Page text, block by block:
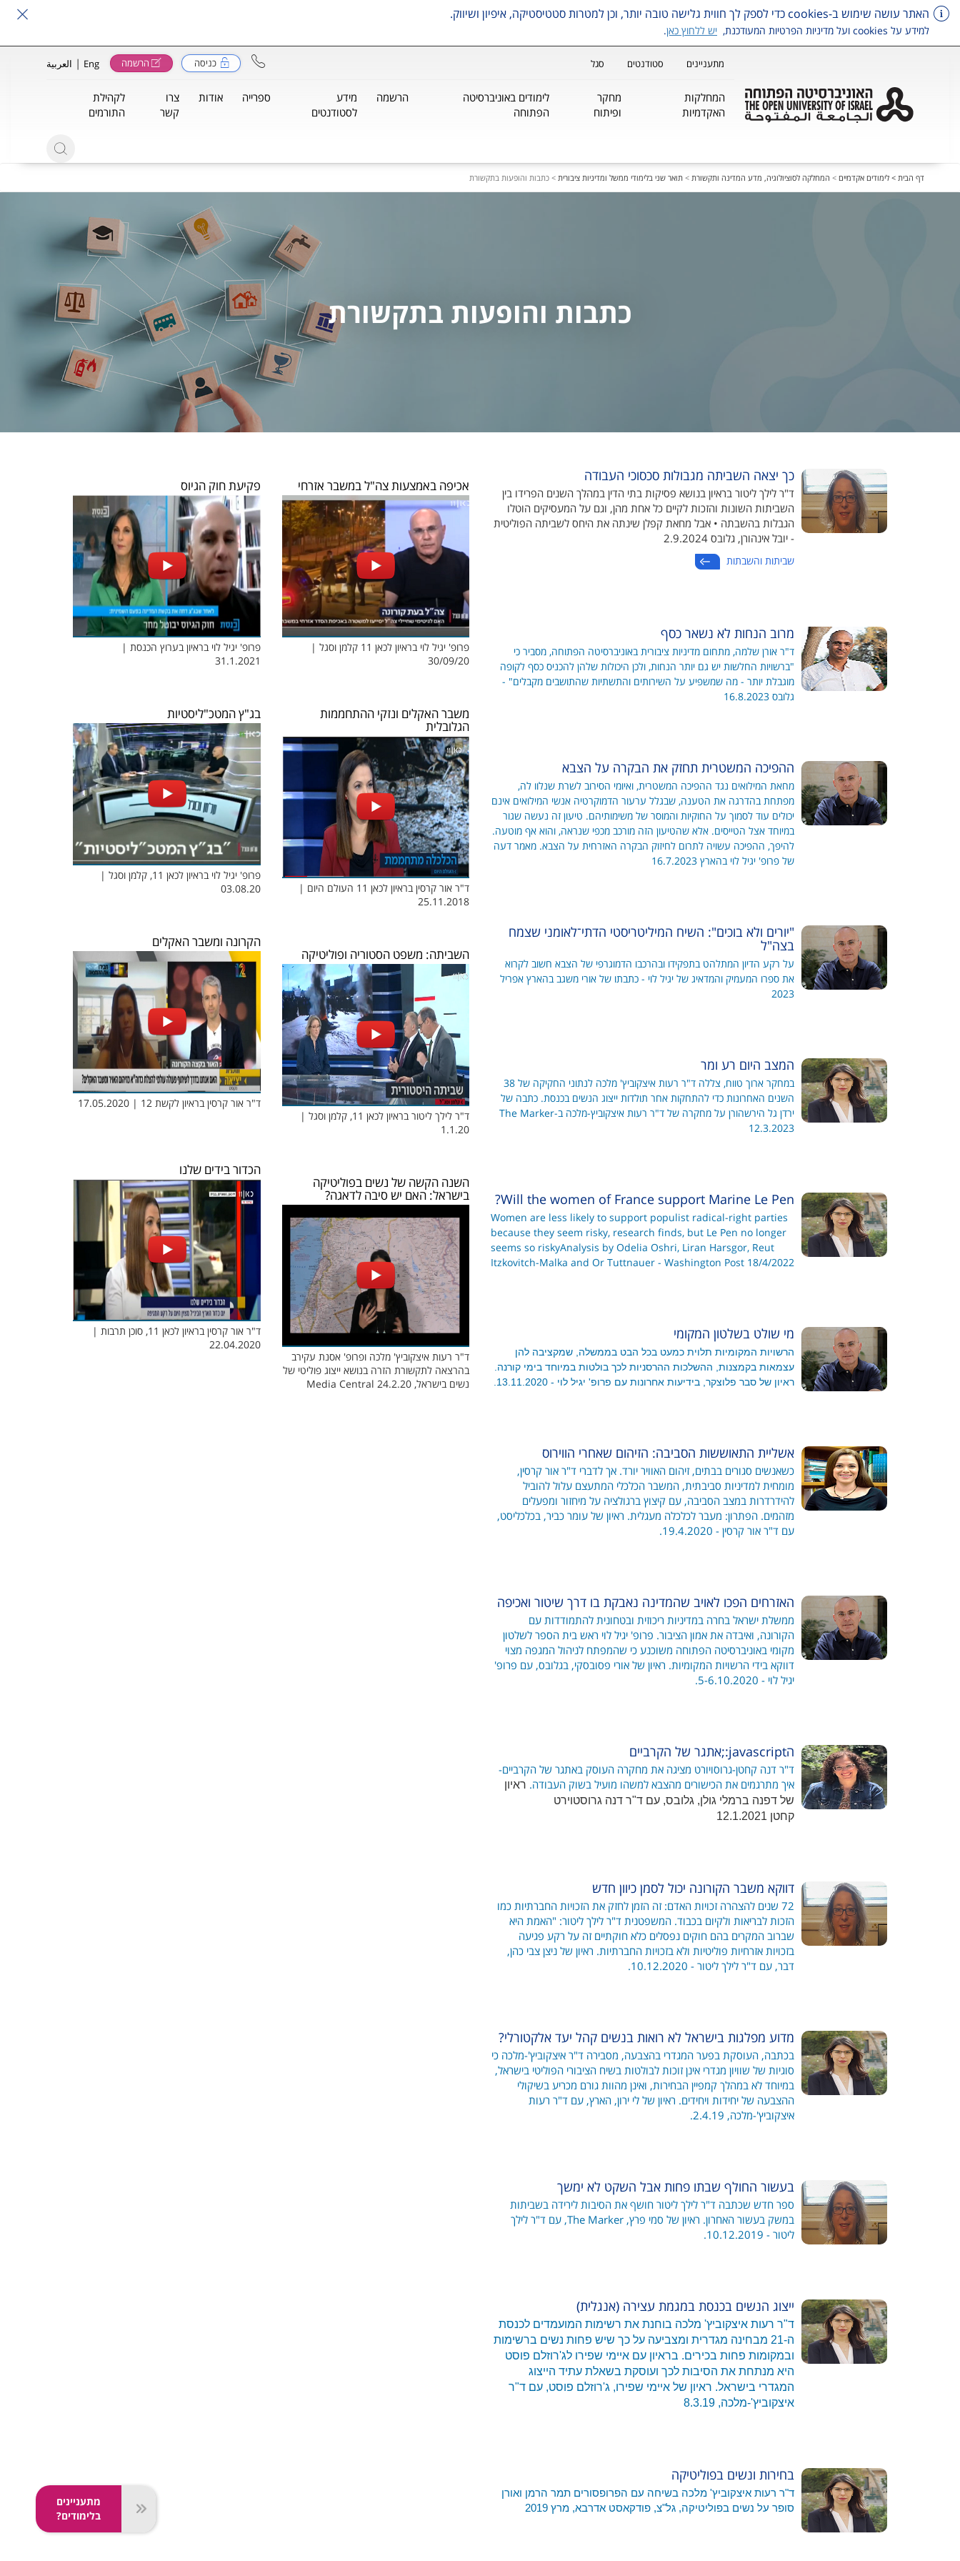
מתעניינים
בלימודים?
האתר עושה שימוש ב-cookies כדי לספק לך חווית גלישה טובה יותר, וכן למטרות סטטיסטיקה, איפיון ושיווק.
למידע על cookies ועל מדיניות הפרטיות המעודכנת, יש ללחוץ כאן.
מתעניינים סטודנטים סגל כניסה הרשמה Eng
| العربية
המחלקות
האקדמיות
מחקר
ופיתוח
לימודים באוניברסיטה
הפתוחה
הרשמה
מידע
לסטודנטים
ספרייה אודות
צרו
קשר
לקהילת
התורמים
דף הבית > לימודים אקדמיים > המחלקה לסוציולוגיה, מדע המדינה ותקשורת > תואר שני בלימודי ממשל ומדיניות ציבורית > כתבות והופעות בתקשורת
כתבות והופעות בתקשורת
כך יצאה השביתה מגבולות סכסוכי העבודה
ד"ר לילך ליטור בראיון בנושא פסיקות בתי הדין במהלך השנים הפרידו בין
השביתות השונות והזכות לקיים כל אחת מהן, וגם על המעסיקים הוטלו
הגבלות בהשבתה • אבל מחאת קפלן שינתה את היחס לשביתה הפוליטית
- יובל אינהורן, גלובס 2.9.2024
שביתות והשבתות
מרוב הנחות לא נשאר כסף
ד"ר אורן שלמה, מתחום מדיניות ציבורית באוניברסיטה הפתוחה, מסביר כי
"ברשויות החלשות יש גם יותר הנחות, ולכן היכולות שלהן להכניס כסף לקופה
מוגבלת יותר - מה שמשפיע על השירותים והתשתיות שהתושבים מקבלים" -
גלובס 16.8.2023
ההפיכה המשטרית תחזק את הבקרה על הצבא
מחאת המילואים נגד ההפיכה המשטרית, ואיומי הסירוב לשרת שנלוו לה,
מפתחת בהדרגה את הטענה, שבגלל ערעור הדמוקרטיה אנשי המילואים אינם
יכולים עוד לסמוך על החוקיות והמוסר של משימותיהם. טיעון זה נעשה שגור
במיוחד אצל הטייסים. אלא שהטיעון הזה מורכב מכפי שנראה, והוא אף מוטעה.
להיפך, ההפיכה עשויה לתרום לחיזוק הבקרה האזרחית על הצבא. מאמר דעה
של פרופ' יגיל לוי בהארץ 16.7.2023
"יורים ולא בוכים": השיח המיליטריסטי הדתי־לאומני שצמח
בצה"ל
על רקע הדיון המתלהט בתפקידו ובהרכבו הדמוגרפי של הצבא חשוב לקרוא
את ספרו המעמיק והמדאיג של יגיל לוי - כתבתו של אורי משגב בהארץ אפריל
2023
המצב היום רע ומר
במחקר ארוך טווח, צללה ד"ר רעות איצקוביץ' מלכה לנתוני החקיקה של 38
השנים האחרונות כדי להתחקות אחר תולדות ייצוג הנשים בכנסת. כתבה של
ירדן גל הירשהורן על מחקרה של ד"ר רעות איצקוביץ-מלכה ב-The Marker
12.3.2023
Will the women of France support Marine Le Pen?
Women are less likely to support populist radical-right parties
because they seem risky, research finds, but Le Pen no longer
seems so riskyAnalysis by Odelia Oshri, Liran Harsgor, Reut
Itzkovitch-Malka and Or Tuttnauer - Washington Post 18/4/2022
מי שולט בשלטון המקומי
הרשויות המקומיות תלוית כמעט בכל הבט בממשלה, שמקציבה להן
עצמאות בקמצנות, ההשלכות ההרסניות לכך בולטות במיוחד בימי קורנה.
ראיון של סבר פלוצקר, בידיעות אחרונות עם פרופ' יגיל לוי​ - 13.11.2020.
אשליית התאוששות הסביבה: הזיהום שאחרי הווירוס
כשאנשים סגורים בבתים, זיהום האוויר יורד. אך לדברי ד"ר אור קרסין,
מומחית למדיניות סביבתית, המשבר הכלכלי המתעצם עלול להוביל
להידרדרות במצב הסביבה, עם קיצוץ ברגולציה על מיחזור ומפעלים
מזהמים. הפתרון: מעבר לכלכלה מעגלית. ראיון של עומר כביר, בכלכליסט,
עם ד"ר אור קרסין - 19.4.2020.
האזרחים הפכו לאויב שהמדינה נאבקת בו דרך שיטור ואכיפה
ממשלת ישראל בחרה במדיניות ריכוזית ובטחונית להתמודדות עם
הקורונה, ואיבדה את אמון הציבור. פרופ' יגיל לוי ראש בית הספר לשלטון
מקומי באוניברסיטה הפתוחה משוכנע כי שהמפתח לניהול המגפה מצוי
דווקא בידי הרשויות המקומיות. ראיון של אורי פסובסקי, בגלובס, עם פרופ'
יגיל לוי - 5-6.10.2020.
הjavascript:;אתגר של הקרביים
ד"ר דנה קחטן-גרוסויורט מציגה את מחקרה העוסק באתגר של הקרביים-
איך מתרגמים את הכישורים מהצבא למשהו מועיל בשוק העבודה. ראיון
של דפנה ברמלי גולן, גלובס, עם ד"ר דנה גרוסטוירט
קחטן 12.1.2021
דווקא משבר הקורונה יכול לסמן כיוון חדש
72 שנים להצהרה זכויות האדם: זה הזמן לחזק את הזכויות החברתיות כמו
הזכות לבריאות ולקיום בכבוד. המשפטנית ד"ר לילך ליטור: "האמת היא
שברוב המקרים בהם חוקים נפסלים כלא חוקתיים זה על רקע פגיעה
בזכויות אזרחיות פוליטיות ולא בזכויות החברתיות. ראיון של ניצן צבי כהן,
דבר, עם ד"ר לילך ליטור - 10.12.2020.
מדוע מפלגות בישראל לא רואות בנשים קהל יעד אלקטורלי?
בכתבה, העוסקת בפער המגדרי בהצבעה, מסבירה ד"ר איצקוביץ'-מלכה כי
סוגיות של שוויון מגדרי אינן זוכות לבולטות בשיח הציבורי הפוליטי בישראל,
במיוחד לא במהלך קמפיין הבחירות, ואינן מהוות גורם מכריע בשיקולי
ההצבעה של יחידות ויחידים. ראיון של לי ירון, הארץ, עם ד"ר רעות
איצקוביץ'-מלכה, 2.4.19.
בעשור החולף שבתו פחות אבל השקט לא ימשך
ספר חדש שכתבה ד"ר לילך ליטור חושף את הסיבות לירידה בשביתות
במשק בעשור האחרון. ראיון של סמי פרץ, The Marker, עם ד"ר לילך
ליטור - 10.12.2019.
ייצוג הנשים בכנסת במגמת עצירה (אנגלית)
ד"ר רעות איצקוביץ' מלכה בוחנת את רשימות המועמדים לכנסת
ה-21 מבחינה מגדרית ומצביעה על כך שיש פחות נשים ברשימות
ובמקומות פחות בכירים. בראיון עם איימי שפירו לג'רוזלם פוסט
היא מנתחת את הסיבות לכך ועוסקת בשאלת עתיד הייצוג
המגדרי בישראל. ראיון של איימי שפירו, ג'רוזלם פוסט, עם ד"ר
איצקוביץ'-מלכה, 8.3.19
בחירות ונשים בפוליטיקה
ד"ר רעות איצקוביץ' מלכה בשיחה עם הפרופסורים תמר הרמן ואורן
סופר על נשים בפוליטיקה, גל"צ, פודקאסט אדרבא, מרץ 2019
אכיפה באמצעות צה"ל במשבר אזרחי
פרופ' יגיל לוי בראיון לכאן 11 קלמן וסגל |
30/09/20
משבר האקלים ונזקי ההתחממות
הגלובלית
ד"ר אור קרסין בראיון לכאן 11 העולם היום |
25.11.2018
השביתה: משפט הסטוריה ופוליטיקה
ד"ר לילך ליטור בראיון לכאן 11, קלמן וסגל |
1.1.20
השנה הקשה של נשים בפוליטיקה
בישראל: האם יש סיבה לדאגה?
ד"ר רעות איצקוביץ' מלכה ופרופ' אסנת עקירב
בהרצאה לתקשורת הזרה בנושא ייצוג פוליטי של
נשים בישראל, Media Central 24.2.20
פקיעת חוק הגיוס
פרופ' יגיל לוי בראיון בערוץ הכנסת |
31.1.2021
בג"ץ המטכ"ליסטיות
פרופ' יגיל לוי בראיון לכאן 11, קלמן וסגל |
03.08.20
הקרונה ומשבר האקלים
ד"ר אור קרסין בראיון לקשת 12 | 17.05.2020
הכדור בידים שלנו
ד"ר אור קרסין בראיון לכאן 11, סוכן תרבות |
22.04.2020